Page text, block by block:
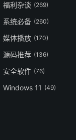
福利杂谈 (269)
系统必备 (260)
媒体播放 (170)
源码推荐 (136)
安全软件 (76)
Windows 11 (49)